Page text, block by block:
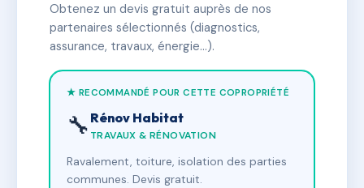
Obtenez un devis gratuit auprès de nos
partenaires sélectionnés (diagnostics,
assurance, travaux, énergie…).
★ RECOMMANDÉ POUR CETTE COPROPRIÉTÉ
🔧 Rénov Habitat
TRAVAUX & RÉNOVATION
Ravalement, toiture, isolation des parties
communes. Devis gratuit.